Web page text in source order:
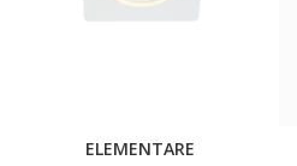
ELEMENTARE